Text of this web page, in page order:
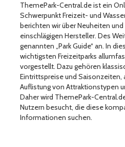
ThemePark-Central.de ist ein
Schwerpunkt Freizeit- und
berichten wir über Neuheiten
einschlägigen Hersteller. Des
genannten „Park Guide“ an. In
wichtigsten Freizeitparks
vorgestellt. Dazu gehören
Eintrittspreise und Saisonzeiten,
Auflistung von Attraktionstypen
Daher wird ThemePark-
Nutzern besucht, die diese
Informationen suchen.